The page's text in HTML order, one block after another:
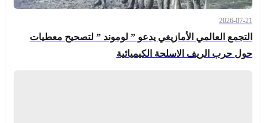
2026-07-21
التجمع العالمي الأمازيغي يدعو ” لوموند ” لتصحيح معطيات
حول حرب الريف الاسلحة الكيميائية